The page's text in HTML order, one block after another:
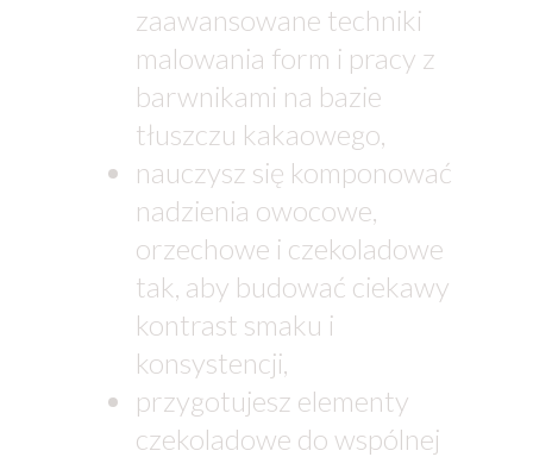
zaawansowane techniki
malowania form i pracy z
barwnikami na bazie
tłuszczu kakaowego,
nauczysz się komponować
nadzienia owocowe,
orzechowe i czekoladowe
tak, aby budować ciekawy
kontrast smaku i
konsystencji,
przygotujesz elementy
czekoladowe do wspólnej